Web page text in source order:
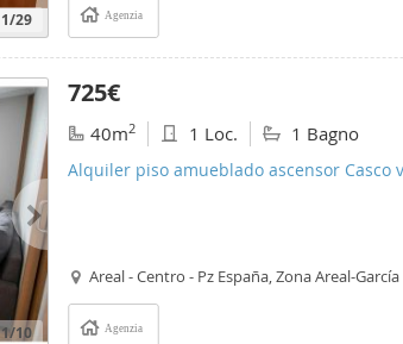
1/29 Agenzia
1/10
725€
40m2 1 Loc. 1 Bagno
Alquiler piso amueblado ascensor Casco
Areal - Centro - Pz España, Zona Areal-
Agenzia